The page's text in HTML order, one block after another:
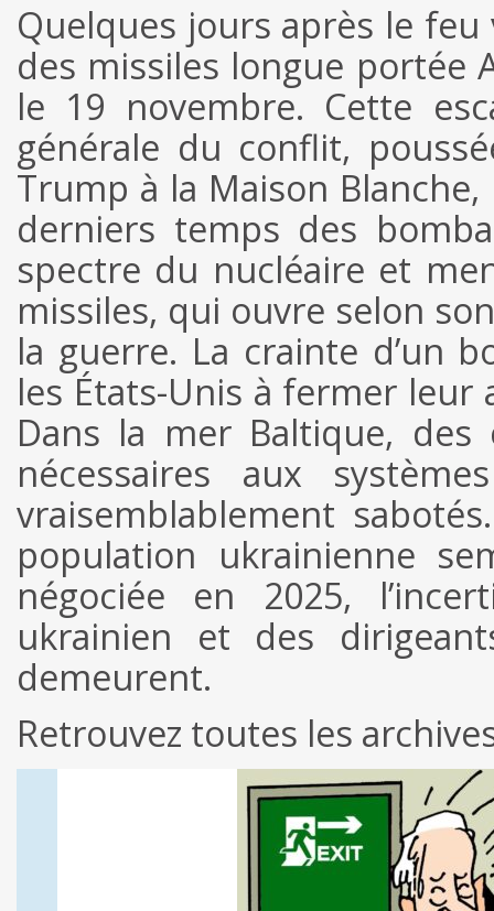
Quelques jours après le feu
des missiles longue portée
le 19 novembre. Cette
générale du conflit,
Trump à la Maison
derniers temps des
spectre du nucléaire et
missiles, qui ouvre selon
la guerre. La crainte d’un
les États-Unis à fermer leur
Dans la mer Baltique,
nécessaires aux
vraisemblablement
population ukrainienne
négociée en 2025,
ukrainien et des
demeurent.
Retrouvez toutes les